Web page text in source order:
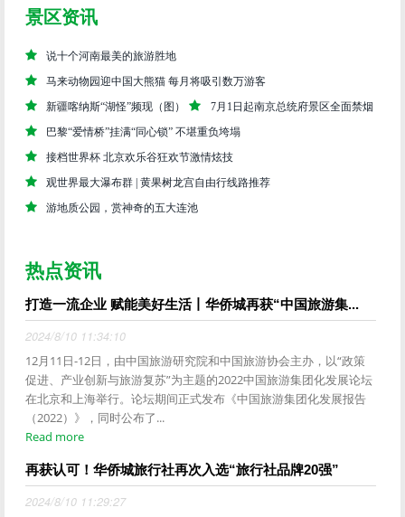
景区资讯
说十个河南最美的旅游胜地
马来动物园迎中国大熊猫 每月将吸引数万游客
新疆喀纳斯“湖怪”频现（图）
7月1日起南京总统府景区全面禁烟
巴黎“爱情桥”挂满“同心锁” 不堪重负垮塌
接档世界杯 北京欢乐谷狂欢节激情炫技
观世界最大瀑布群 | 黄果树龙宫自由行线路推荐
游地质公园，赏神奇的五大连池
热点资讯
打造一流企业 赋能美好生活丨华侨城再获“中国旅游集...
2024/8/10 11:34:10
12月11日-12日，由中国旅游研究院和中国旅游协会主办，以“政策
促进、产业创新与旅游复苏”为主题的2022中国旅游集团化发展论坛
在北京和上海举行。论坛期间正式发布《中国旅游集团化发展报告
（2022）》，同时公布了...
Read more
再获认可！华侨城旅行社再次入选“旅行社品牌20强”
2024/8/10 11:29:27